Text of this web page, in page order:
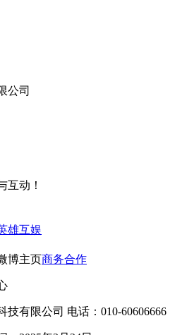
公司
互动！
雄互娱
博主页商务合作
有限公司 电话：010-60606666